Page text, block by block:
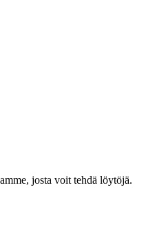
josta voit tehdä löytöjä.